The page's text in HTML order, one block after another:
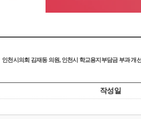
인천시의회 김재동 의원, 인천시 학교용지부담금 부과 개
작성일